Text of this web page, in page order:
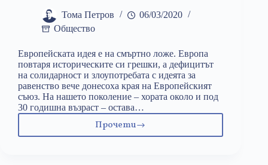
Тома Петров
06/03/2020
Общество
Европейската идея е на смъртно ложе. Европа
повтаря историческите си грешки, а дефицитът
на солидарност и злоупотребата с идеята за
равенство вече донесоха края на Европейският
съюз. На нашето поколение – хората около и под
30 годишна възраст – остава…
ПрочетиДефицитът